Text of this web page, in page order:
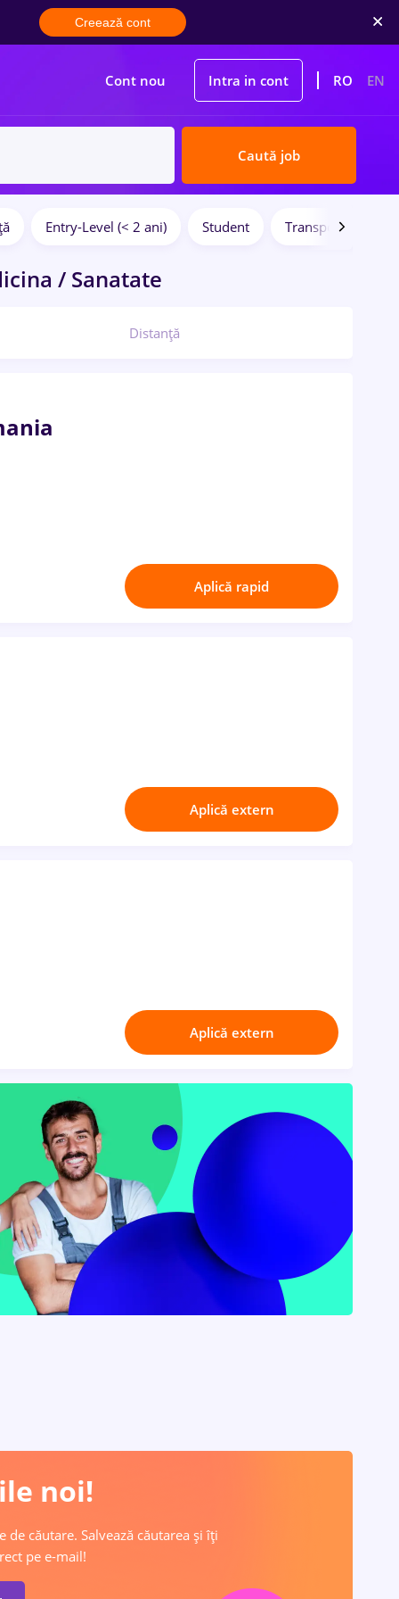
Creează cont
Cont nou Intra in cont RO EN
Caută job
Entry-Level (< 2 ani) Student Transport /
/ Sanatate
Distanță
Aplică rapid
Aplică extern
Aplică extern
noi!
căutare. Salvează căutarea și îți
pe e-mail!